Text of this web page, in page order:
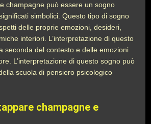
champagne può essere un sogno
simbolici. Questo tipo di sogno
delle proprie emozioni, desideri,
interiori. L’interpretazione di questo
seconda del contesto e delle emozioni
L’interpretazione di questo sogno può
scuola di pensiero psicologico
champagne e